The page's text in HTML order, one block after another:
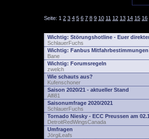
Seite: 1 2 3 4 5 6 7 8 9 10 11 12 13 14 15 16
Wichtig: Störungshotline - Euer
SchlauerFuchs
Wichtig: Fanbus Mitfahrbestimmungen
Bane
Wichtig: Forumsregeln
zwelch
Wie schauts aus?
Kufenschoner
Saison 2020/21 - aktueller Stand
Alfi81
Saisonumfrage 2020/2021
SchlauerFuchs
Tornado Niesky - ECC Preussen am
DetroitRedWingsCanada
Umfragen
JörgiLeafs